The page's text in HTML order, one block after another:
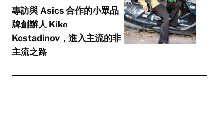
專訪與 Asics 合作的小眾品
牌創辦人 Kiko
Kostadinov，進入主流的非
主流之路